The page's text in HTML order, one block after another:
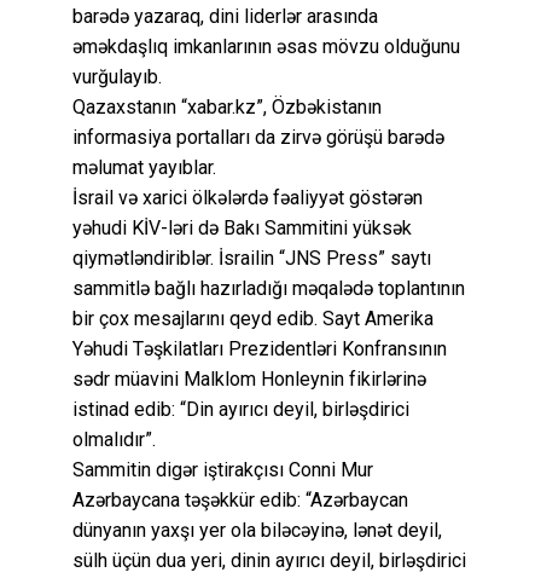
barədə yazaraq, dini liderlər arasında
əməkdaşlıq imkanlarının əsas mövzu olduğunu
vurğulayıb.
Qazaxstanın “xabar.kz”, Özbəkistanın
informasiya portalları da zirvə görüşü barədə
məlumat yayıblar.
İsrail və xarici ölkələrdə fəaliyyət göstərən
yəhudi KİV-ləri də Bakı Sammitini yüksək
qiymətləndiriblər. İsrailin “JNS Press” saytı
sammitlə bağlı hazırladığı məqalədə toplantının
bir çox mesajlarını qeyd edib. Sayt Amerika
Yəhudi Təşkilatları Prezidentləri Konfransının
sədr müavini Malklom Honleynin fikirlərinə
istinad edib: “Din ayırıcı deyil, birləşdirici
olmalıdır”.
Sammitin digər iştirakçısı Conni Mur
Azərbaycana təşəkkür edib: “Azərbaycan
dünyanın yaxşı yer ola biləcəyinə, lənət deyil,
sülh üçün dua yeri, dinin ayırıcı deyil, birləşdirici